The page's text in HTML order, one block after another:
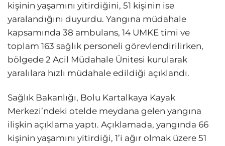
kişinin yaşamını yitirdiğini, 51 kişinin ise
yaralandığını duyurdu. Yangına müdahale
kapsamında 38 ambulans, 14 UMKE timi ve
toplam 163 sağlık personeli görevlendirilirken,
bölgede 2 Acil Müdahale Ünitesi kurularak
yaralılara hızlı müdahale edildiği açıklandı.
Sağlık Bakanlığı, Bolu Kartalkaya Kayak
Merkezi’ndeki otelde meydana gelen yangına
ilişkin açıklama yaptı. Açıklamada, yangında 66
kişinin yaşamını yitirdiği, 1’i ağır olmak üzere 51